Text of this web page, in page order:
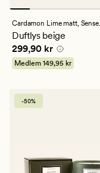
Cardamon Lime matt, Sense the Moment
Duftlys beige
Pris 299,90 kr
299,90 kr
Medlem 149,95 kr
-50%